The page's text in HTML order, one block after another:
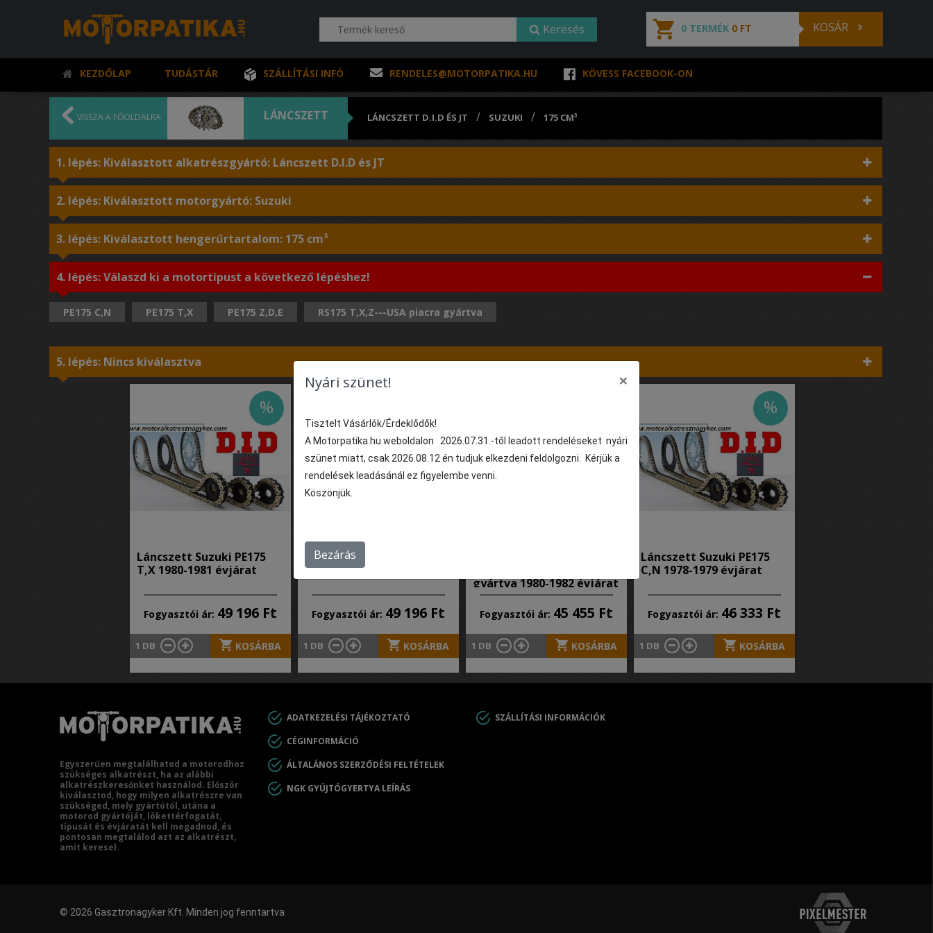
Keresés 0 TERMÉK 0 FT KOSÁR
KEZDŐLAP TUDÁSTÁR SZÁLLÍTÁSI INFÓ RENDELES@MOTORPATIKA.HU KÖVESS FACEBOOK-ON
VISSZA A FŐOLDALRA LÁNCSZETT LÁNCSZETT D.I.D ÉS JT / SUZUKI / 175 CM³
1. lépés: Kiválasztott alkatrészgyártó: Láncszett D.I.D és JT
2. lépés: Kiválasztott motorgyártó: Suzuki
3. lépés: Kiválasztott hengerűrtartalom: 175 cm³
4. lépés: Válaszd ki a motortípust a következő lépéshez!
PE175 C,N PE175 T,X PE175 Z,D,E RS175 T,X,Z---USA piacra gyártva
5. lépés: Nincs kiválasztva
%
Láncszett Suzuki PE175
T,X 1980-1981 évjárat
Fogyasztói ár: 49 196 Ft
1 DB KOSÁRBA
Láncszett Suzuki PE175
Z,D,E 1982-1984 évjárat
Fogyasztói ár: 49 196 Ft
1 DB KOSÁRBA
gyártva 1980-1982 évjárat
Fogyasztói ár: 45 455 Ft
1 DB KOSÁRBA
%
Láncszett Suzuki PE175
C,N 1978-1979 évjárat
Fogyasztói ár: 46 333 Ft
1 DB KOSÁRBA
Egyszerűen megtalálhatod a motorodhoz
szükséges alkatrészt, ha az alábbi
alkatrészkeresőnket használod. Először
kiválasztod, hogy milyen alkatrészre van
szükséged, mely gyártótól, utána a
motorod gyártóját, lökettérfogatát,
típusát és évjáratát kell megadnod, és
pontosan megtalálod azt az alkatrészt,
amit keresel.
ADATKEZELÉSI TÁJÉKOZTATÓ
CÉGINFORMÁCIÓ
ÁLTALÁNOS SZERZŐDÉSI FELTÉTELEK
NGK GYÚJTÓGYERTYA LEÍRÁS
SZÁLLÍTÁSI INFORMÁCIÓK
© 2026 Gasztronagyker Kft. Minden jog fenntartva
Nyári szünet! ×
Tisztelt Vásárlók/Érdeklődők!
A Motorpatika.hu weboldalon 2026.07.31.-től leadott rendeléseket nyári
szünet miatt, csak 2026.08.12 én tudjuk elkezdeni feldolgozni. Kérjük a
rendelések leadásánál ez figyelembe venni.
Köszönjük.
Bezárás